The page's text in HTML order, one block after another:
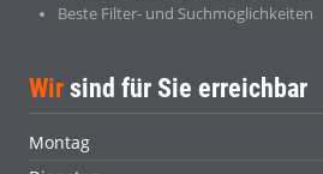
Beste Filter- und Suchmöglichkeiten
Wir sind für Sie erreichbar
Montag